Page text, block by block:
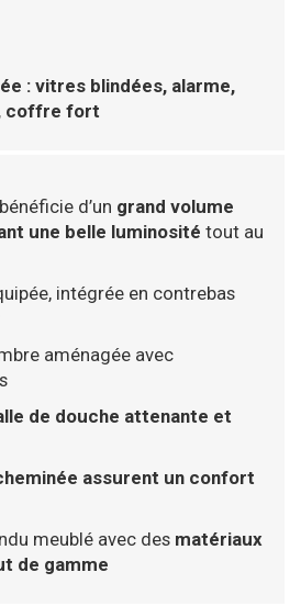
: vitres blindées, alarme,
coffre fort
d’un grand volume
une belle luminosité tout au
intégrée en contrebas
aménagée avec
de douche attenante et
assurent un confort
meublé avec des matériaux
de gamme